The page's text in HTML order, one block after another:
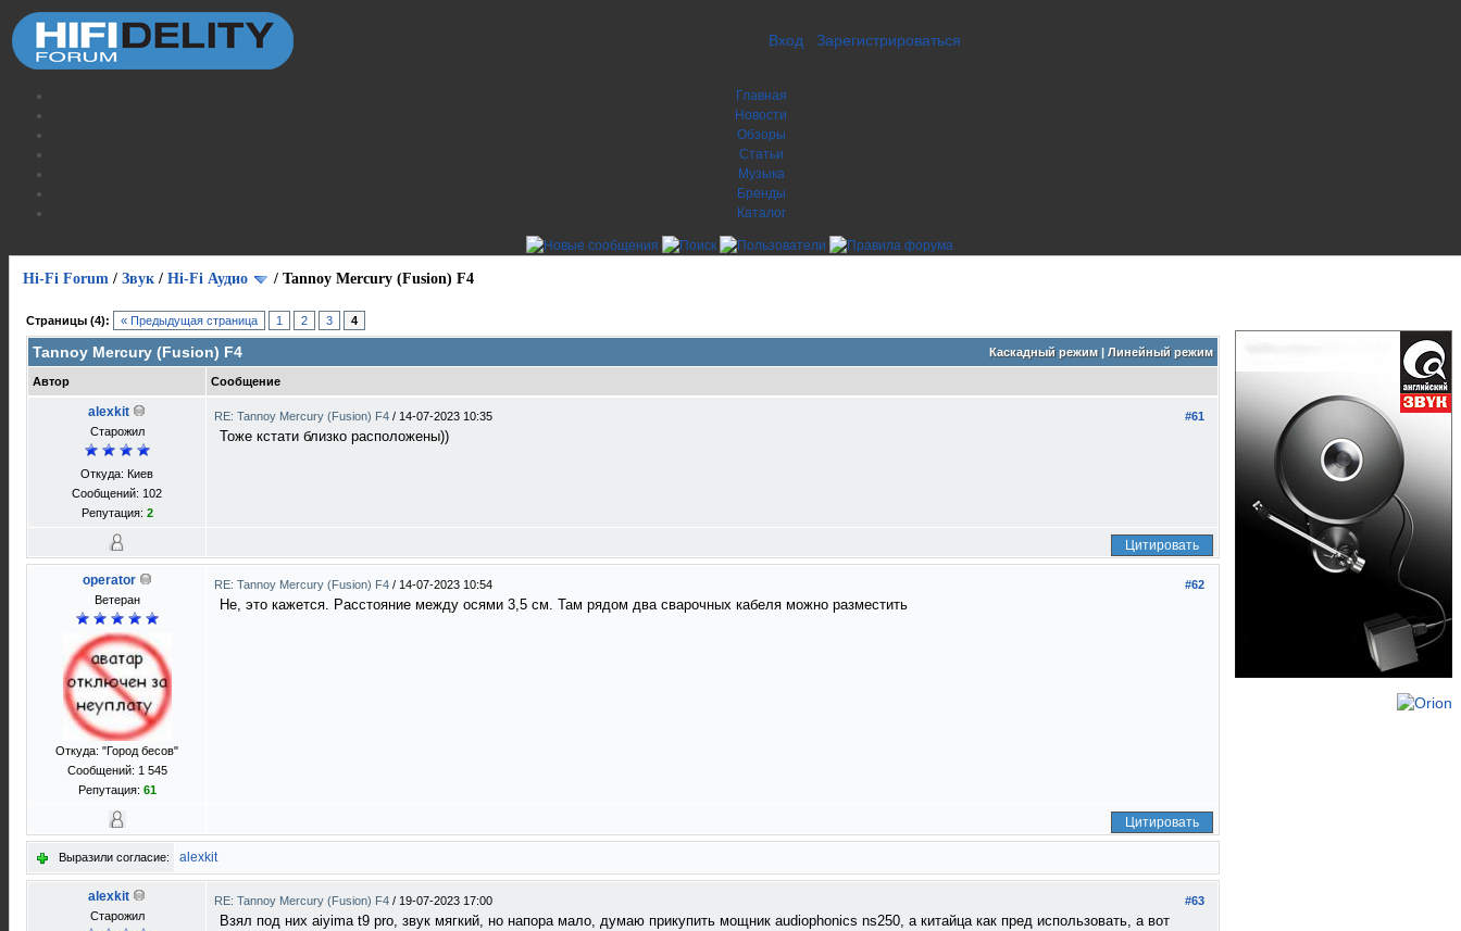
Вход Зарегистрироваться
Главная
Новости
Обзоры
Статьи
Музыка
Бренды
Каталог
Hi-Fi Forum / Звук / Hi-Fi Аудио / Tannoy Mercury (Fusion) F4
Страницы (4): « Предыдущая страница 1 2 3 4
Каскадный режим| Линейный режим
Tannoy Mercury (Fusion) F4
Автор Сообщение
alexkit
Старожил
Откуда: Киев
Сообщений: 102
Репутация: 2
#61
RE: Tannoy Mercury (Fusion) F4 / 14-07-2023 10:35
Тоже кстати близко расположены))
Цитировать
operator
Ветеран
Откуда: "Город бесов"
Сообщений: 1 545
Репутация: 61
#62
RE: Tannoy Mercury (Fusion) F4 / 14-07-2023 10:54
Не, это кажется. Расстояние между осями 3,5 см. Там рядом два сварочных кабеля можно разместить
Цитировать
Выразили согласие: alexkit
alexkit
Старожил
#63
RE: Tannoy Mercury (Fusion) F4 / 19-07-2023 17:00
Взял под них aiyima t9 pro, звук мягкий, но напора мало, думаю прикупить мощник audiophonics ns250, а китайца как пред использовать, а вот